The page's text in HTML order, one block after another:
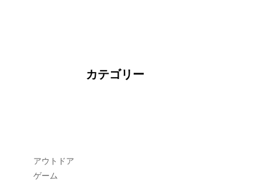
カテゴリー
アウトドア
ゲーム